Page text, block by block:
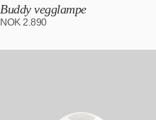
Buddy vegglampe
NOK 2.890